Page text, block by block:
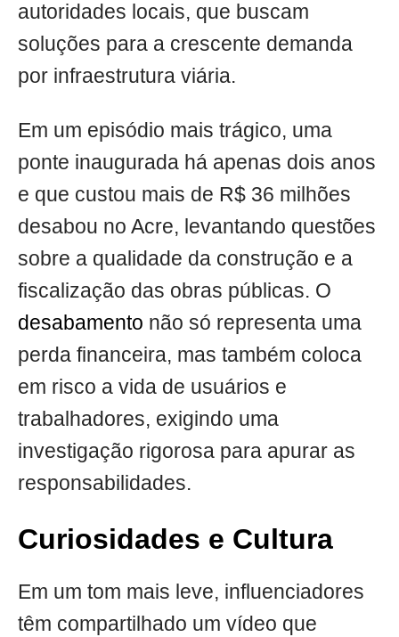
autoridades locais, que buscam
soluções para a crescente demanda
por infraestrutura viária.
Em um episódio mais trágico, uma
ponte inaugurada há apenas dois anos
e que custou mais de R$ 36 milhões
desabou no Acre, levantando questões
sobre a qualidade da construção e a
fiscalização das obras públicas. O
desabamento não só representa uma
perda financeira, mas também coloca
em risco a vida de usuários e
trabalhadores, exigindo uma
investigação rigorosa para apurar as
responsabilidades.
Curiosidades e Cultura
Em um tom mais leve, influenciadores
têm compartilhado um vídeo que